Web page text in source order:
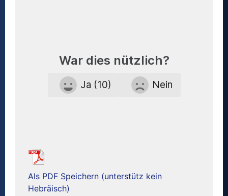
War dies nützlich?
Ja (10) Nein
Als PDF Speichern (unterstütz kein
Hebräisch)